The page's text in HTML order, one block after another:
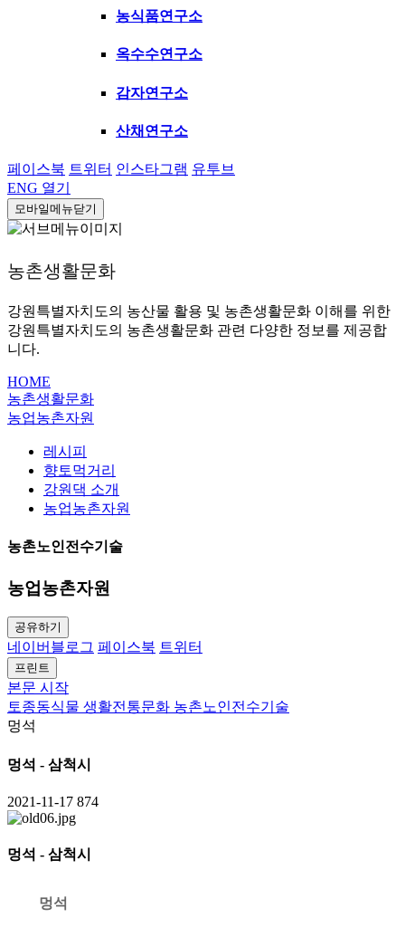
농식품연구소
옥수수연구소
감자연구소
산채연구소
페이스북 트위터 인스타그램 유투브
ENG 열기
모바일메뉴닫기
농촌생활문화
강원특별자치도의 농산물 활용 및 농촌생활문화 이해를 위한
강원특별자치도의 농촌생활문화 관련 다양한 정보를 제공합
니다.
HOME
농촌생활문화
농업농촌자원
레시피
향토먹거리
강원댁 소개
농업농촌자원
농촌노인전수기술
농업농촌자원
공유하기
네이버블로그 페이스북 트위터
프린트
본문 시작
토종동식물 생활전통문화 농촌노인전수기술
멍석
멍석 - 삼척시
2021-11-17 874
멍석 - 삼척시
멍석